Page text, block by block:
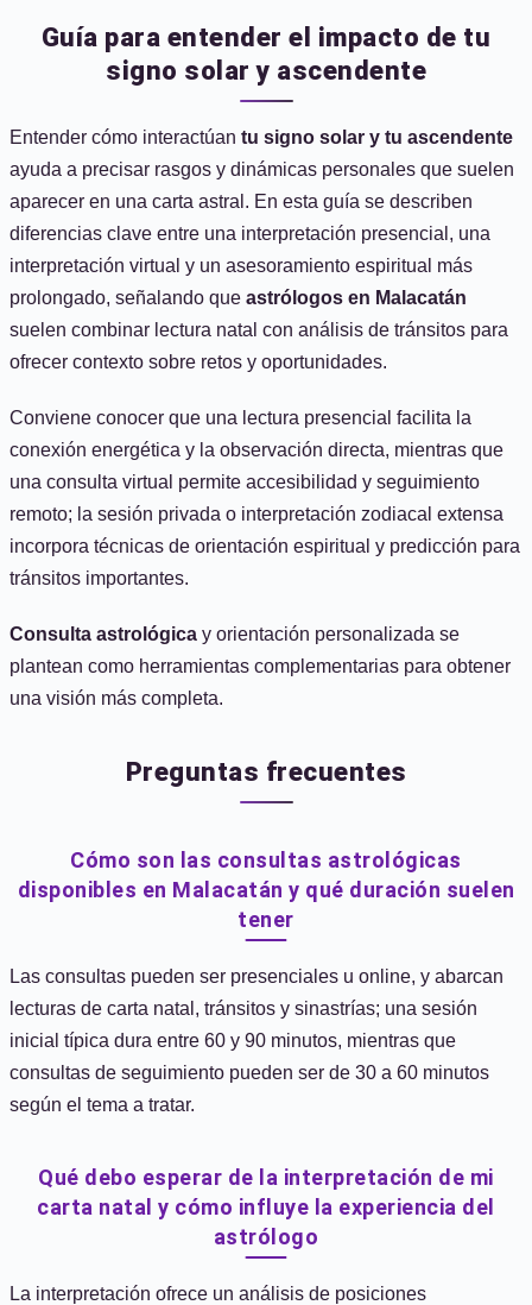
Guía para entender el impacto de tu
signo solar y ascendente
Entender cómo interactúan tu signo solar y tu ascendente
ayuda a precisar rasgos y dinámicas personales que suelen
aparecer en una carta astral. En esta guía se describen
diferencias clave entre una interpretación presencial, una
interpretación virtual y un asesoramiento espiritual más
prolongado, señalando que astrólogos en Malacatán
suelen combinar lectura natal con análisis de tránsitos para
ofrecer contexto sobre retos y oportunidades.
Conviene conocer que una lectura presencial facilita la
conexión energética y la observación directa, mientras que
una consulta virtual permite accesibilidad y seguimiento
remoto; la sesión privada o interpretación zodiacal extensa
incorpora técnicas de orientación espiritual y predicción para
tránsitos importantes.
Consulta astrológica y orientación personalizada se
plantean como herramientas complementarias para obtener
una visión más completa.
Preguntas frecuentes
Cómo son las consultas astrológicas
disponibles en Malacatán y qué duración suelen
tener
Las consultas pueden ser presenciales u online, y abarcan
lecturas de carta natal, tránsitos y sinastrías; una sesión
inicial típica dura entre 60 y 90 minutos, mientras que
consultas de seguimiento pueden ser de 30 a 60 minutos
según el tema a tratar.
Qué debo esperar de la interpretación de mi
carta natal y cómo influye la experiencia del
astrólogo
La interpretación ofrece un análisis de posiciones